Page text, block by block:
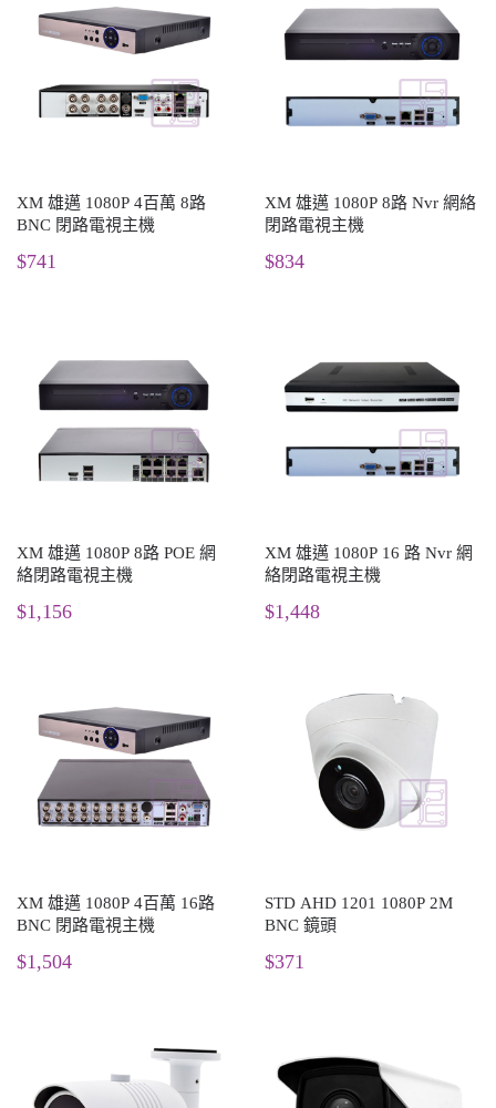
XM 雄邁 1080P 4百萬 8路
BNC 閉路電視主機
$741
XM 雄邁 1080P 8路 Nvr 網絡
閉路電視主機
$834
XM 雄邁 1080P 8路 POE 網
絡閉路電視主機
$1,156
XM 雄邁 1080P 16 路 Nvr 網
絡閉路電視主機
$1,448
XM 雄邁 1080P 4百萬 16路
BNC 閉路電視主機
$1,504
STD AHD 1201 1080P 2M
BNC 鏡頭
$371